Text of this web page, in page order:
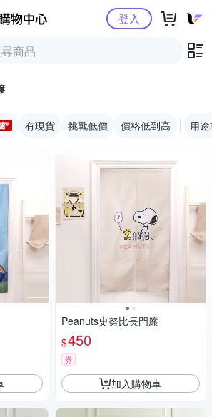
Yahoo購物中心登入
有現貨 挑戰低價 價格低到高 用
Peanuts史努比長門簾
$450
券
加入購物車